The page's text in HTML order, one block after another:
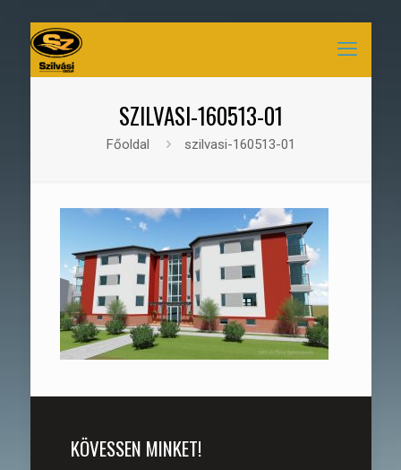
SZILVASI-160513-01
Főoldal szilvasi-160513-01
KÖVESSEN MINKET!